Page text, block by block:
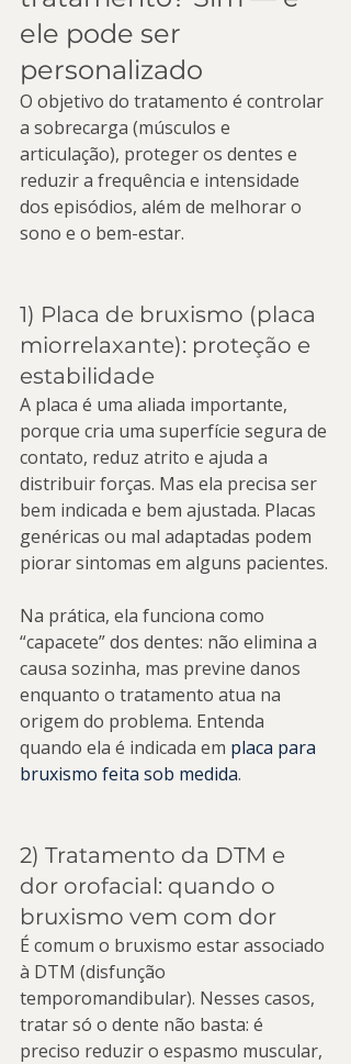
ele pode ser
personalizado
O objetivo do tratamento é controlar
a sobrecarga (músculos e
articulação), proteger os dentes e
reduzir a frequência e intensidade
dos episódios, além de melhorar o
sono e o bem-estar.
1) Placa de bruxismo (placa
miorrelaxante): proteção e
estabilidade
A placa é uma aliada importante,
porque cria uma superfície segura de
contato, reduz atrito e ajuda a
distribuir forças. Mas ela precisa ser
bem indicada e bem ajustada. Placas
genéricas ou mal adaptadas podem
piorar sintomas em alguns pacientes.
Na prática, ela funciona como
“capacete” dos dentes: não elimina a
causa sozinha, mas previne danos
enquanto o tratamento atua na
origem do problema. Entenda
quando ela é indicada em placa para
bruxismo feita sob medida.
2) Tratamento da DTM e
dor orofacial: quando o
bruxismo vem com dor
É comum o bruxismo estar associado
à DTM (disfunção
temporomandibular). Nesses casos,
tratar só o dente não basta: é
preciso reduzir o espasmo muscular,